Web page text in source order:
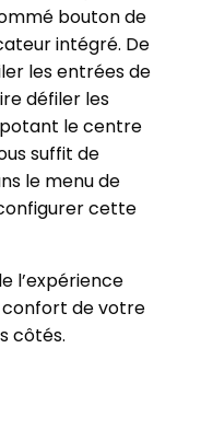
bouton de
intégré. De
les entrées de
défiler les
le centre
suffit de
le menu de
cette
l’expérience
confort de votre
côtés.